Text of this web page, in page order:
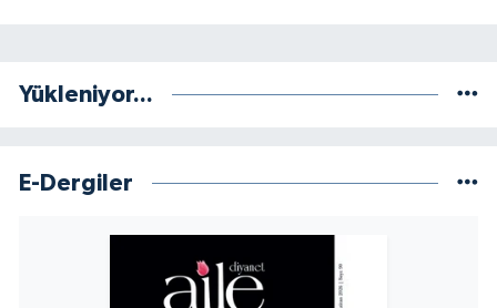
Yükleniyor...
E-Dergiler